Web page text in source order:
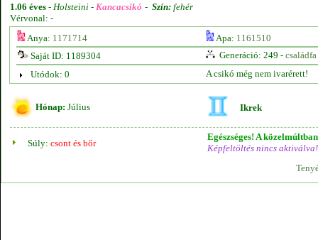
1.06 éves - Holsteini - Kancacsikó - Szín: fehér
Vérvonal: -
Anya: 1171714 Apa: 1161510
Saját ID: 1189304
Generáció: 249 - családfa
Utódok: 0
A csikó még nem ivarérett!
Hónap: Július Ikrek
Súly: csont és bőr
Egészséges! A
Képfeltöltés nincs aktiválva!